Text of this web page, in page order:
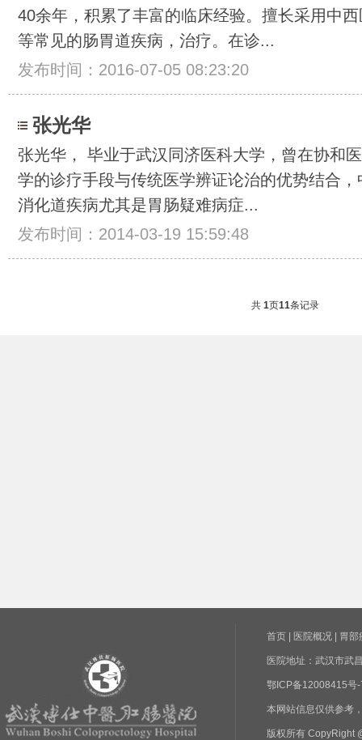
40余年，积累了丰富的临床经验。擅长采用中
等常见的肠胃道疾病，治疗。在诊...
发布时间：2016-07-05 08:23:20
张光华
张光华， 毕业于武汉同济医科大学，曾在协和
学的诊疗手段与传统医学辨证论治的优势结合
消化道疾病尤其是胃肠疑难病症...
发布时间：2014-03-19 15:59:48
共 1页11条记录
首页 医院概况 胃部
医院地址：武汉市武
鄂ICP备12008415号
本网站信息仅供参考
版权所有 CopyRight